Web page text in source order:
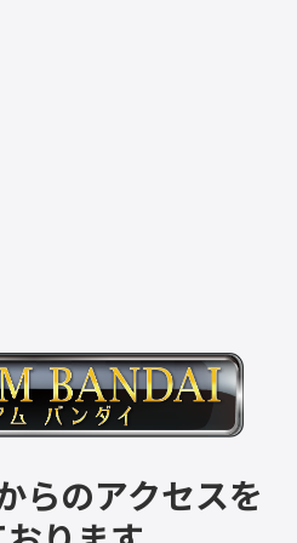
らのアクセスを